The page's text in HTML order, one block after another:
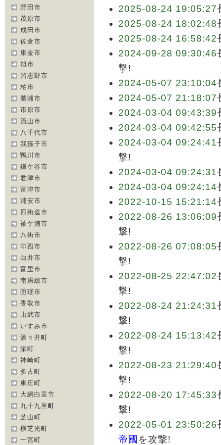
野田市
茂原市
成田市
佐倉市
東金市
旭市
習志野市
柏市
勝浦市
市原市
流山市
八千代市
我孫子市
鴨川市
鎌ケ谷市
君津市
富津市
浦安市
四街道市
袖ケ浦市
八街市
印西市
白井市
富里市
南房総市
匝瑳市
香取市
山武市
いすみ市
酒々井町
栄町
神崎町
多古町
東庄町
大網白里市
九十九里町
芝山町
横芝光町
一宮町
2025-08-24 19:05:27
2025-08-24 18:02:48
2025-08-24 16:58:42
2024-09-28 09:30:46
撃!
2024-05-07 23:10:04
2024-05-07 21:18:07
2024-03-04 09:43:39
2024-03-04 09:42:55
2024-03-04 09:24:41
撃!
2024-03-04 09:24:31
2024-03-04 09:24:14
2022-10-15 15:21:14
2022-08-26 13:06:09
撃!
2022-08-26 07:08:05
撃!
2022-08-25 22:47:02
撃!
2022-08-24 21:24:31
撃!
2022-08-24 15:13:42
撃!
2022-08-23 21:29:40
撃!
2022-08-20 17:45:33
撃!
2022-05-01 23:50:26
帝國 を攻撃!